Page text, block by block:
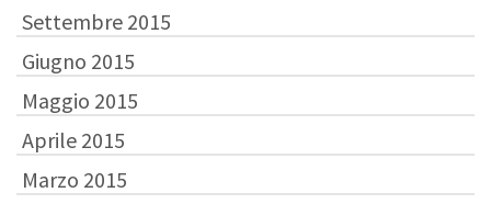
Settembre 2015
Giugno 2015
Maggio 2015
Aprile 2015
Marzo 2015